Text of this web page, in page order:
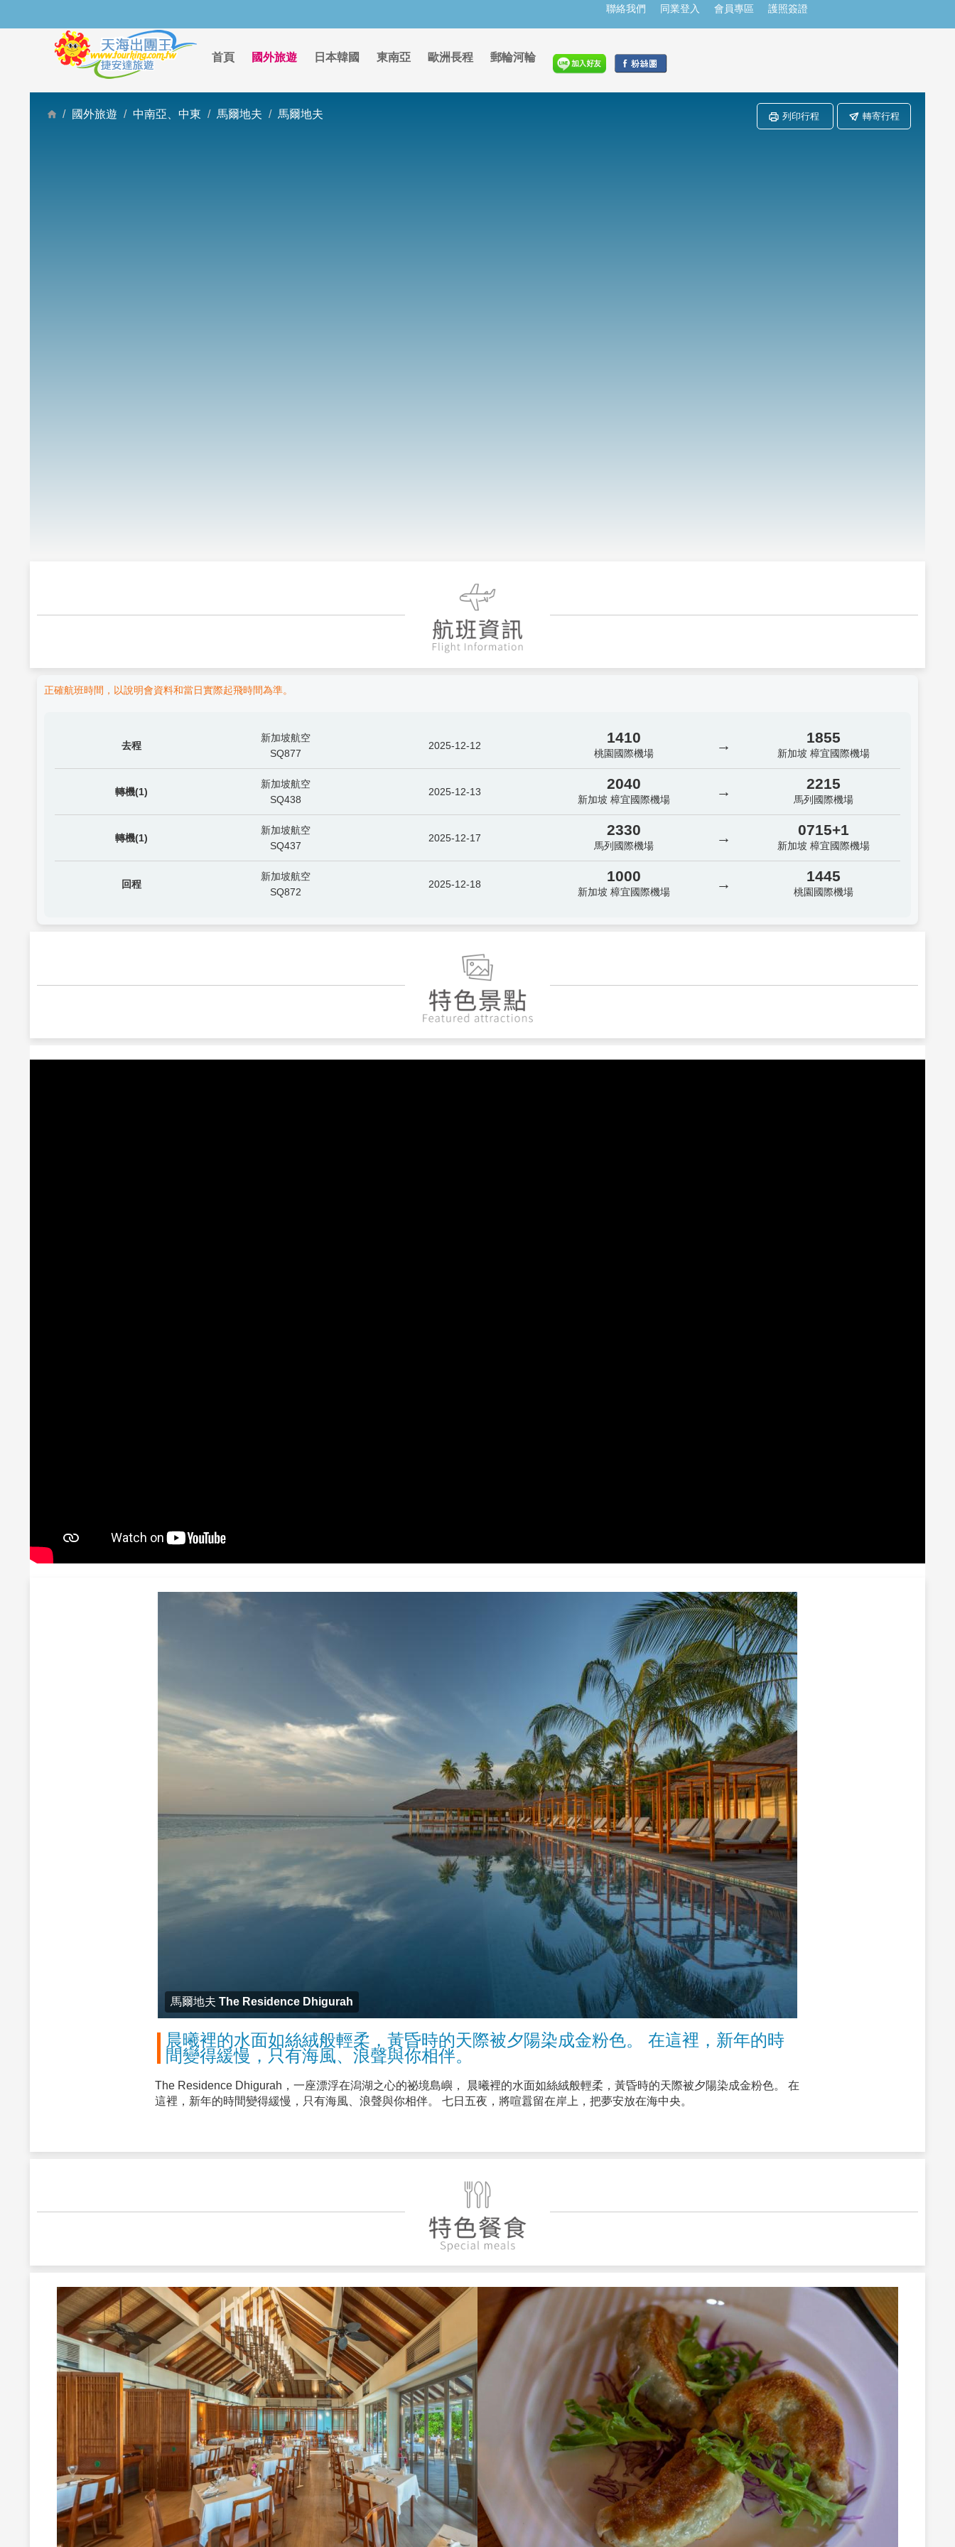
聯絡我們 同業登入 會員專區 護照簽證
首頁 國外旅遊 日本韓國 東南亞 歐洲長程 郵輪河輪
國外旅遊 中南亞、中東 馬爾地夫 馬爾地夫 列印行程 轉寄行程
正確航班時間，以說明會資料和當日實際起飛時間為準。
去程
新加坡航空
SQ877
2025-12-12 1410
桃園國際機場 → 1855
新加坡 樟宜國際機場
轉機(1)
新加坡航空
SQ438
2025-12-13 2040
新加坡 樟宜國際機場 → 2215
馬列國際機場
轉機(1)
新加坡航空
SQ437
2025-12-17 2330
馬列國際機場 → 0715+1
新加坡 樟宜國際機場
回程
新加坡航空
SQ872
2025-12-18 1000
新加坡 樟宜國際機場 → 1445
桃園國際機場
馬爾地夫 The Residence Dhigurah
晨曦裡的水面如絲絨般輕柔，黃昏時的天際被夕陽染成金粉色。 在這裡，新年的時
間變得緩慢，只有海風、浪聲與你相伴。
The Residence Dhigurah，一座漂浮在潟湖之心的祕境島嶼， 晨曦裡的水面如絲絨般輕柔，黃昏時的天際被夕陽染成金粉色。 在
這裡，新年的時間變得緩慢，只有海風、浪聲與你相伴。 七日五夜，將喧囂留在岸上，把夢安放在海中央。